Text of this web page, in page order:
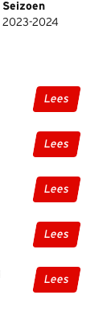
Seizoen
2023-2024
Lees
Lees
Lees
Lees
Lees